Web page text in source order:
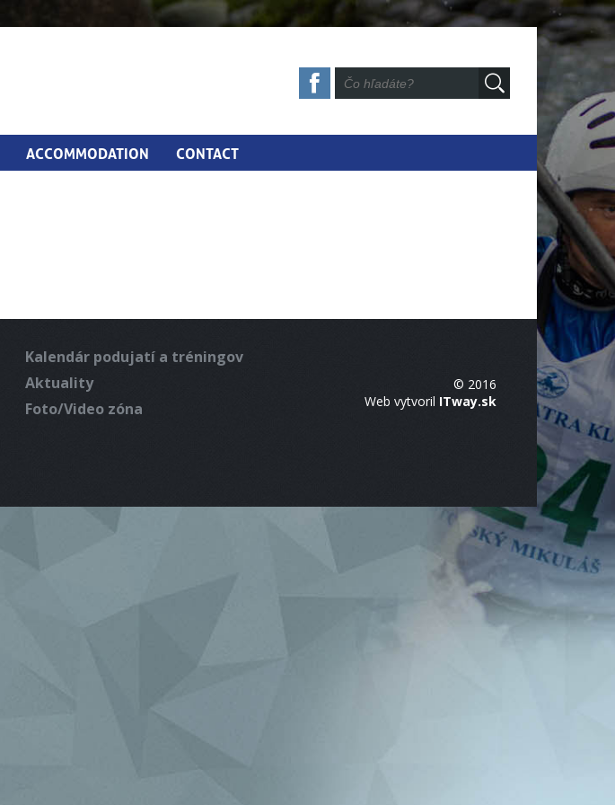
ACCOMMODATION CONTACT
Kalendár podujatí a tréningov
Aktuality
Foto/Video zóna
© 2016
Web vytvoril ITway.sk